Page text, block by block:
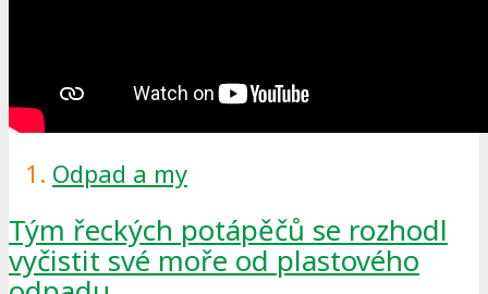
Odpad a my
Tým řeckých potápěčů se rozhodl
vyčistit své moře od plastového